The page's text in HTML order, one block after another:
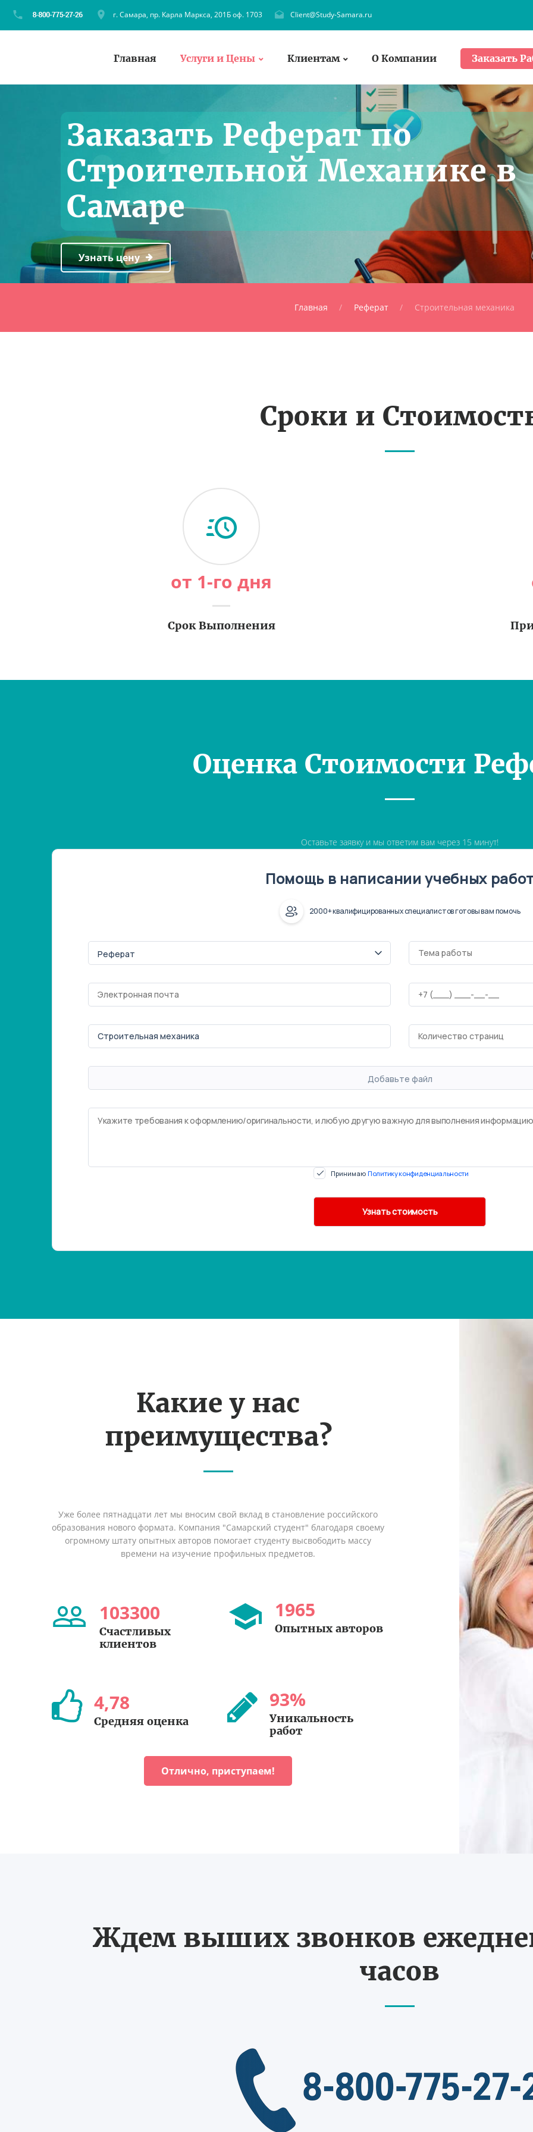
г. Самара, пр. Карла Маркса, 201Б оф. 1703 Client@Study-Samara.ru
Главная Услуги и Цены Клиентам О Компании Заказать
Заказать Реферат по
Строительной Механике в
Самаре
Узнать цену
Главная Реферат Строительная механика
Сроки и
от 1-го дня
Срок Выполнения
Оценка Стоимости
Оставьте заявку и мы ответим вам через 15 минут!
Помощь в написании учебных
2000+ квалифицированных специалистов готовы вам помочь
Добавьте файл
Принимаю Политику конфиденциальности
Какие у нас
преимущества?
Уже более пятнадцати лет мы вносим свой вклад в становление российского
образования нового формата. Компания "Самарский студент" благодаря своему
огромному штату опытных авторов помогает студенту высвободить массу
времени на изучение профильных предметов.
103300
Счастливых
клиентов
1965
Опытных авторов
4,78
Средняя оценка
93%
Уникальность
работ
Отлично, приступаем!
Ждем выших звонков
часов